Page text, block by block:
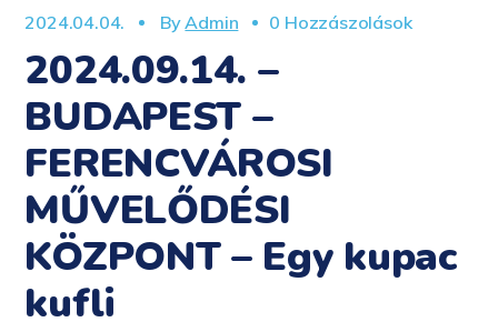
2024.04.04. ByAdmin 0 Hozzászolások
2024.09.14. –
BUDAPEST –
FERENCVÁROSI
MŰVELŐDÉSI
KÖZPONT – Egy kupac
kufli